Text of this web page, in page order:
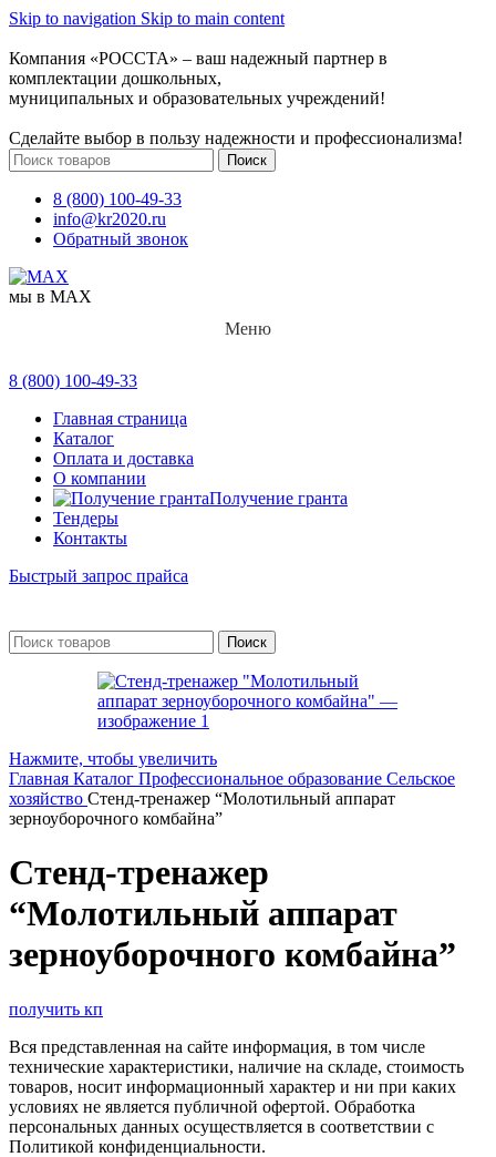
Skip to navigation Skip to main content
Компания «РОССТА» – ваш надежный партнер в
комплектации дошкольных,
муниципальных и образовательных учреждений!
Сделайте выбор в пользу надежности и профессионализма!
Поиск
8 (800) 100-49-33
info@kr2020.ru
Обратный звонок
мы в MAX
Меню
8 (800) 100-49-33
Главная страница
Каталог
Оплата и доставка
О компании
Получение гранта
Тендеры
Контакты
Быстрый запрос прайса
Поиск
Нажмите, чтобы увеличить
Главная Каталог Профессиональное образование Сельское
хозяйство Стенд-тренажер “Молотильный аппарат
зерноуборочного комбайна”
Стенд-тренажер
“Молотильный аппарат
зерноуборочного комбайна”
получить кп
Вся представленная на сайте информация, в том числе
технические характеристики, наличие на складе, стоимость
товаров, носит информационный характер и ни при каких
условиях не является публичной офертой. Обработка
персональных данных осуществляется в соответствии с
Политикой конфиденциальности.